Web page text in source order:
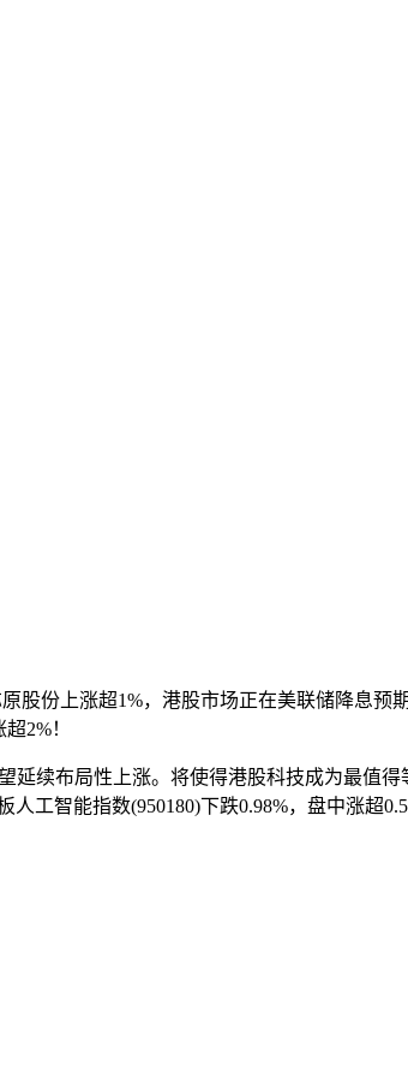
份上涨超1%，港股市场正在美联储降息预
2%！
续布局性上涨。将使得港股科技成为最值得
工智能指数(950180)下跌0.98%，盘中涨超